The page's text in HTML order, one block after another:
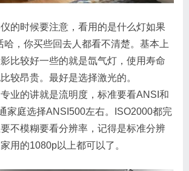
的时候要注意，看用的是什么灯如果
哈，你买些回去人都看不清楚。基本上
比较好一些的就是氙气灯，使用寿命
较昂贵。最好是选择激光的。
业的讲就是流明度，标准要看ANSI和
家庭选择ANSI500左右。ISO2000都完
不模糊要看分辨率，记得是标准分辨
用的1080p以上都可以了。